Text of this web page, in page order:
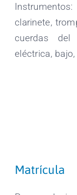
clarinete,
cuerdas
eléctrica,
Matrícula